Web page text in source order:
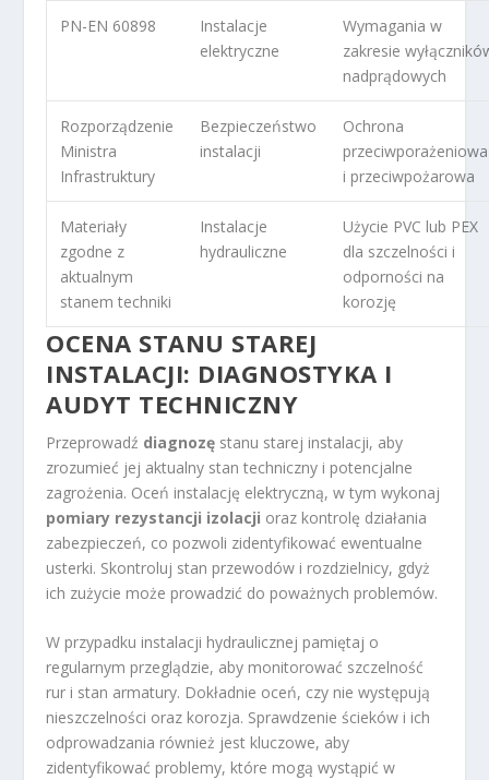
PN-EN 60898
Instalacje
elektryczne
Wymagania w
zakresie
nadprądowych
Rozporządzenie
Ministra
Infrastruktury
Bezpieczeństwo
instalacji
Ochrona
przeciwporażeniowa
i przeciwpożarowa
Materiały
zgodne z
aktualnym
stanem techniki
Instalacje
hydrauliczne
Użycie PVC lub PEX
dla szczelności i
odporności na
korozję
OCENA STANU STAREJ
INSTALACJI: DIAGNOSTYKA I
AUDYT TECHNICZNY
Przeprowadź diagnozę stanu starej instalacji, aby
zrozumieć jej aktualny stan techniczny i potencjalne
zagrożenia. Oceń instalację elektryczną, w tym wykonaj
pomiary rezystancji izolacji oraz kontrolę działania
zabezpieczeń, co pozwoli zidentyfikować ewentualne
usterki. Skontroluj stan przewodów i rozdzielnicy, gdyż
ich zużycie może prowadzić do poważnych problemów.
W przypadku instalacji hydraulicznej pamiętaj o
regularnym przeglądzie, aby monitorować szczelność
rur i stan armatury. Dokładnie oceń, czy nie występują
nieszczelności oraz korozja. Sprawdzenie ścieków i ich
odprowadzania również jest kluczowe, aby
zidentyfikować problemy, które mogą wystąpić w